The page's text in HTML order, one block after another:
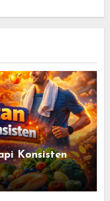
Konsisten